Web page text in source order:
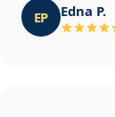
EP Edna P.